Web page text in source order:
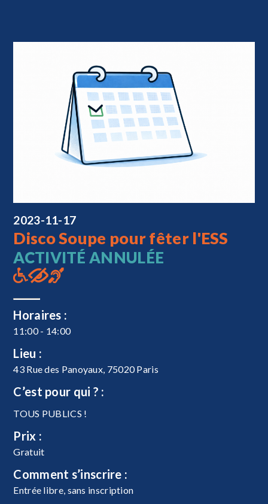
2023-11-17
Disco Soupe pour fêter l'ESS
ACTIVITÉ ANNULÉE
Horaires :
11:00 - 14:00
Lieu :
43 Rue des Panoyaux, 75020 Paris
C’est pour qui ? :
TOUS PUBLICS !
Prix :
Gratuit
Comment s’inscrire :
Entrée libre, sans inscription